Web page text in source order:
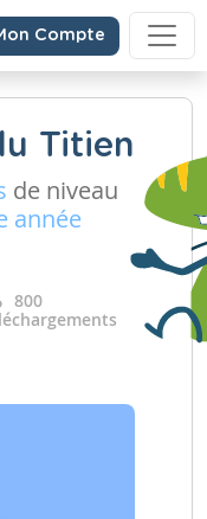
Compte
Titien
de niveau
année
800